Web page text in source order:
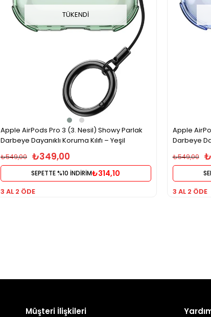
TÜKENDI
Apple AirPods Pro 3 (3. Nesil) Showy Parlak
Darbeye Dayanıklı Koruma Kılıfı – Yeşil
₺349,00
₺549,00
SEPETTE %10 İNDİRİM₺314,10
3 AL 2 ÖDE
Apple
Darbeye
₺549,00
3 AL 2 ÖDE
Müşteri İlişkileri